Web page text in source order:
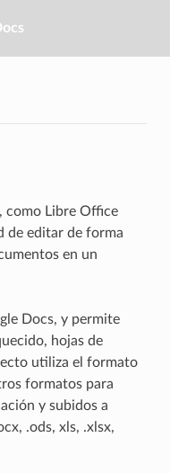
como Libre Office
de editar de forma
en un
Docs, y permite
hojas de
utiliza el formato
formatos para
y subidos a
.ods, xls, .xlsx,